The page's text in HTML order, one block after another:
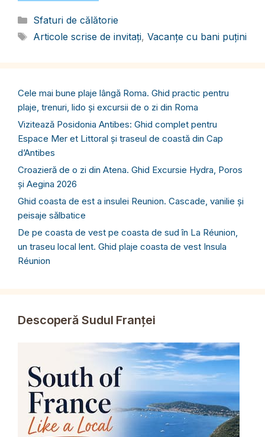
Categorii
Sfaturi de călătorie
Etichete
Articole scrise de invitați, Vacanțe cu bani puțini
Cele mai bune plaje lângă Roma. Ghid practic pentru
plaje, trenuri, lido și excursii de o zi din Roma
Vizitează Posidonia Antibes: Ghid complet pentru
Espace Mer et Littoral și traseul de coastă din Cap
d’Antibes
Croazieră de o zi din Atena. Ghid Excursie Hydra, Poros
și Aegina 2026
Ghid coasta de est a insulei Reunion. Cascade, vanilie și
peisaje sălbatice
De pe coasta de vest pe coasta de sud în La Réunion,
un traseu local lent. Ghid plaje coasta de vest Insula
Réunion
Descoperă Sudul Franței